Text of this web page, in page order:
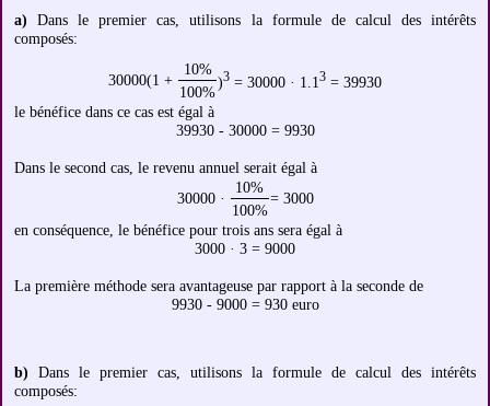
a) Dans le premier cas, utilisons la formule de calcul des intérêts
composés:
30000(1 +
10%
)3 = 30000 · 1.13 = 39930
100%
le bénéfice dans ce cas est égal à
39930 - 30000 = 9930
Dans le second cas, le revenu annuel serait égal à
30000 ·
10%
= 3000
100%
en conséquence, le bénéfice pour trois ans sera égal à
3000 · 3 = 9000
La première méthode sera avantageuse par rapport à la seconde de
9930 - 9000 = 930 euro
b) Dans le premier cas, utilisons la formule de calcul des intérêts
composés: